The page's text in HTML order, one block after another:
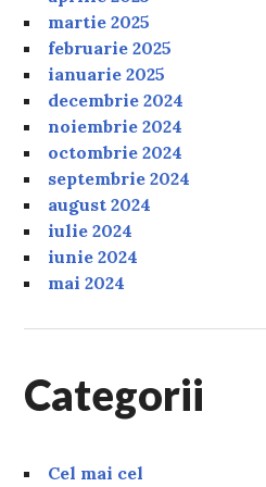
martie 2025
februarie 2025
ianuarie 2025
decembrie 2024
noiembrie 2024
octombrie 2024
septembrie 2024
august 2024
iulie 2024
iunie 2024
mai 2024
Categorii
Cel mai cel